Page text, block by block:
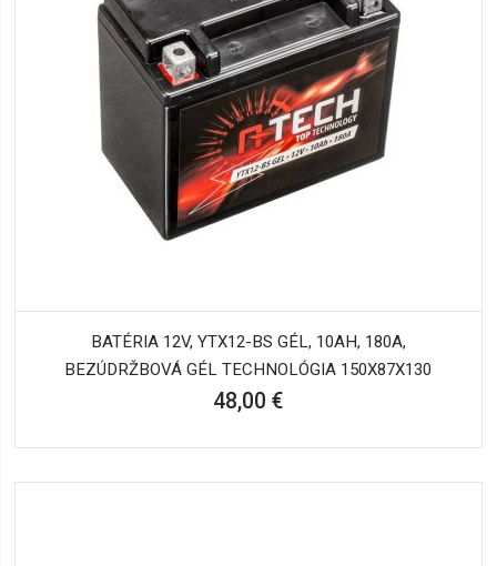
BATÉRIA 12V, YTX12-BS GÉL, 10AH, 180A,
BEZÚDRŽBOVÁ GÉL TECHNOLÓGIA 150X87X130
48,00 €